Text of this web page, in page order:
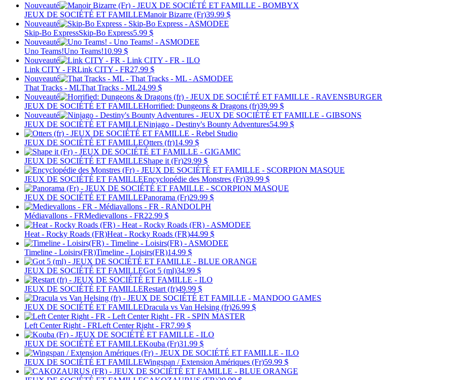
Nouveauté
JEUX DE SOCIÉTÉ ET FAMILLEManoir Bizarre (Fr)39.99 $
Nouveauté
Skip-Bo ExpressSkip-Bo Express5.99 $
Nouveauté
Uno Teams!Uno Teams!10.99 $
Nouveauté
Link CITY - FRLink CITY - FR27.99 $
Nouveauté
That Tracks - MLThat Tracks - ML24.99 $
Nouveauté
JEUX DE SOCIÉTÉ ET FAMILLEHorrified: Dungeons & Dragons (fr)39.99 $
Nouveauté
JEUX DE SOCIÉTÉ ET FAMILLENinjago - Destiny's Bounty Adventures54.99 $
JEUX DE SOCIÉTÉ ET FAMILLEOtters (fr)14.99 $
JEUX DE SOCIÉTÉ ET FAMILLEShape it (Fr)29.99 $
JEUX DE SOCIÉTÉ ET FAMILLEEncyclopédie des Monstres (Fr)39.99 $
JEUX DE SOCIÉTÉ ET FAMILLEPanorama (Fr)29.99 $
Médiavallons - FRMedievallons - FR22.99 $
Heat - Rocky Roads (FR)Heat - Rocky Roads (FR)44.99 $
Timeline - Loisirs(FR)Timeline - Loisirs(FR)14.99 $
JEUX DE SOCIÉTÉ ET FAMILLEGot 5 (ml)34.99 $
JEUX DE SOCIÉTÉ ET FAMILLERestart (fr)49.99 $
JEUX DE SOCIÉTÉ ET FAMILLEDracula vs Van Helsing (fr)26.99 $
Left Center Right - FRLeft Center Right - FR7.99 $
JEUX DE SOCIÉTÉ ET FAMILLEKouba (Fr)31.99 $
JEUX DE SOCIÉTÉ ET FAMILLEWingspan / Extension Amériques (Fr)59.99 $